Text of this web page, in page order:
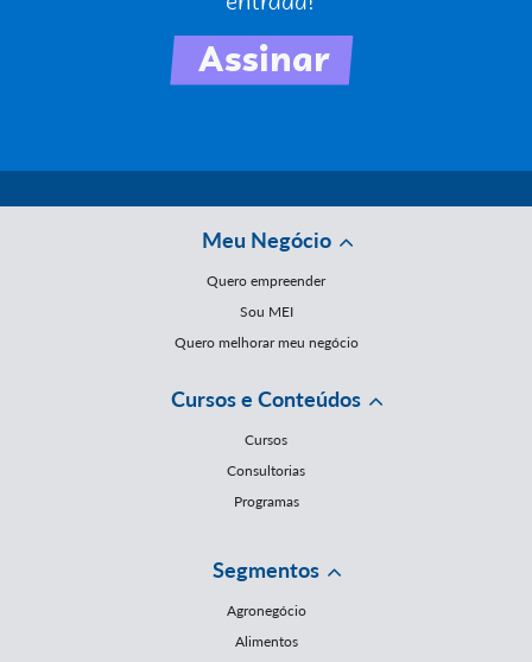
Meu Negócio
Quero empreender
Sou MEI
Quero melhorar meu negócio
Cursos e Conteúdos
Cursos
Consultorias
Programas
Segmentos
Agronegócio
Alimentos